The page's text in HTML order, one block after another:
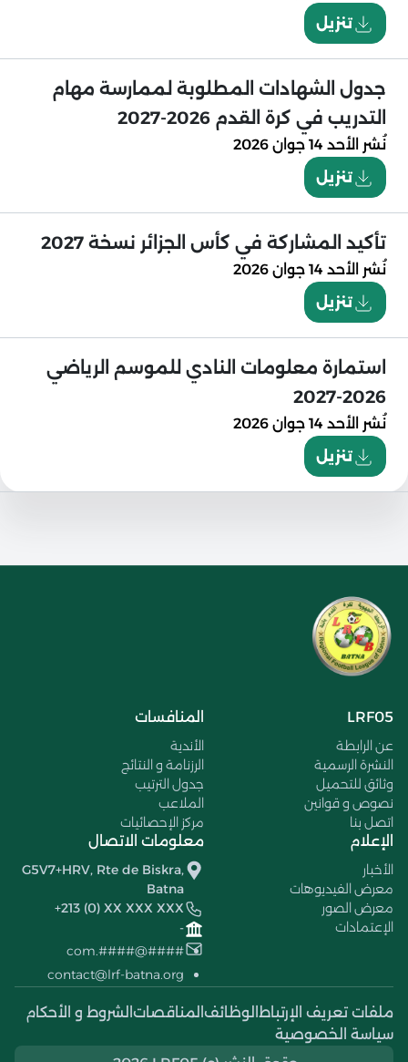
تنزيل
جدول الشهادات المطلوبة لممارسة مهام
التدريب في كرة القدم 2026-2027
نُشر الأحد 14 جوان 2026
تنزيل
تأكيد المشاركة في كأس الجزائر نسخة 2027
نُشر الأحد 14 جوان 2026
تنزيل
استمارة معلومات النادي للموسم الرياضي
2026-2027
نُشر الأحد 14 جوان 2026
تنزيل
LRF05
عن الرابطة
النشرة الرسمية
وثائق للتحميل
نصوص و قوانين
اتصل بنا
المنافسات
الأندية
الرزنامة و النتائج
جدول الترتيب
الملاعب
مركز الإحصائيات
الإعلام
الأخبار
معرض الفيديوهات
معرض الصور
الإعتمادات
معلومات الاتصال
G5V7+HRV, Rte de Biskra,
Batna
+213 (0) XX XXX XXX
-
####@####.com
contact@lrf-batna.org
ملفات تعريف الإرتباط الوظائف المناقصات الشروط و الأحكام
سياسة الخصوصية